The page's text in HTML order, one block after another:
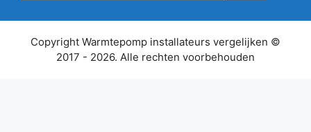
Copyright Warmtepomp installateurs vergelijken ©
2017 - 2026. Alle rechten voorbehouden